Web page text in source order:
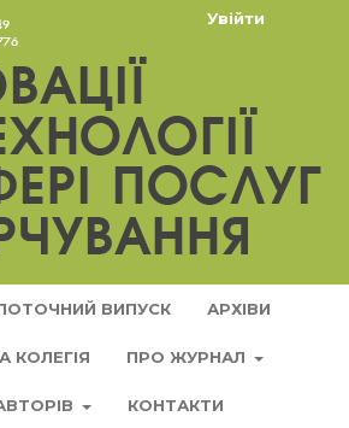
ВИПУСК АРХІВИ
КОЛЕГІЯ ПРО ЖУРНАЛ
КОНТАКТИ
Увійти